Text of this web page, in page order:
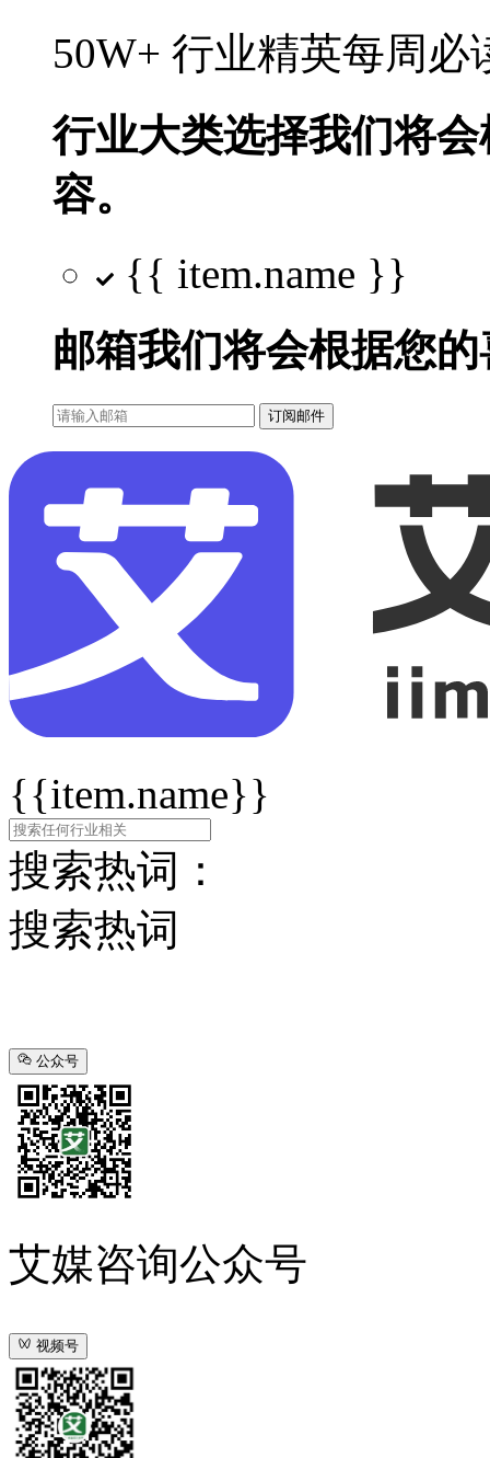
50W+ 行业精英每周
行业大类选择我们将
容。
{{ item.name }}
邮箱我们将会根据您
订阅邮件
{{item.name}}
搜索热词：
搜索热词
公众号
艾媒咨询公众号
视频号